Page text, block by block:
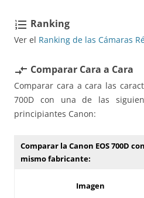
format_list_numbered Ranking
Ver el Ranking de las Cámaras
compare_arrows Comparar Cara a Cara
Comparar cara a cara las
700D con una de las
principiantes Canon:
Comparar la Canon EOS 700D
mismo fabricante:
Imagen